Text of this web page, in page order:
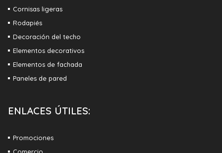
Cornisas ligeras
Rodapiés
Decoración del techo
Elementos decorativos
Elementos de fachada
Paneles de pared
ENLACES ÚTILES:
Promociones